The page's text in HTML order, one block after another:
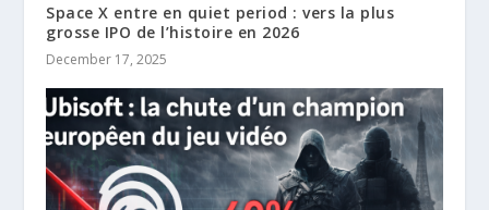
Space X entre en quiet period : vers la plus
grosse IPO de l’histoire en 2026
December 17, 2025